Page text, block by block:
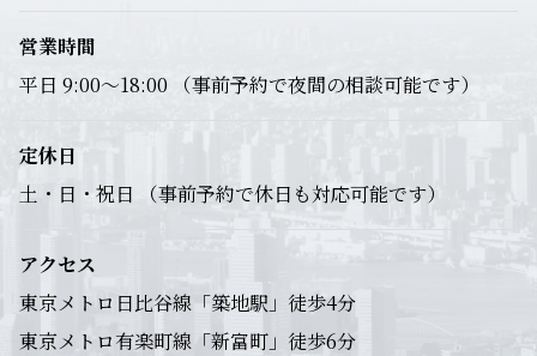
営業時間
平日 9:00～18:00 （事前予約で夜間の相談可能です）
定休日
土・日・祝日 （事前予約で休日も対応可能です）
アクセス
東京メトロ日比谷線「築地駅」徒歩4分
東京メトロ有楽町線「新富町」徒歩6分